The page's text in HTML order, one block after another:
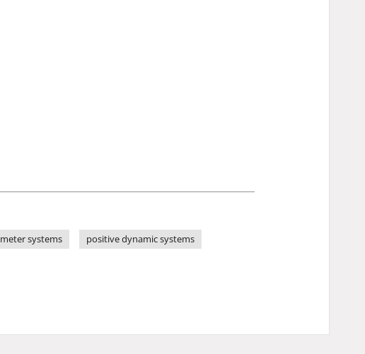
systems positive dynamic systems